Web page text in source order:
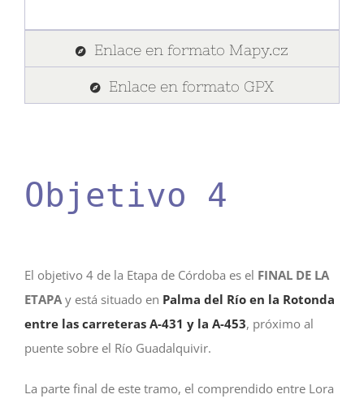
Enlace en formato Mapy.cz
Enlace en formato GPX
Objetivo 4
El objetivo 4 de la Etapa de Córdoba es el FINAL DE LA
ETAPAy está situado en Palma del Río en la Rotonda
entre las carreteras A-431 y la A-453, próximo al
puente sobre el Río Guadalquivir.
La parte final de este tramo, el comprendido entre Lora